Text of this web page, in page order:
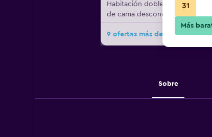
Habitación doble, tipo
de cama desconocido
9 ofertas más de Hotel Ninays
Sobre
31
Más